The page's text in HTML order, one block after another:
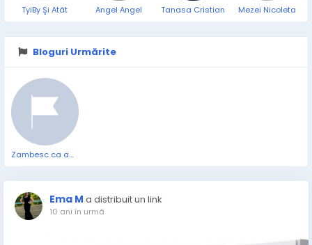
TyiBy Şi Atât Angel Angel Tanasa Cristian Mezei Nicoleta
Bloguri Urmărite
Zambesc ca am de ce
Ema M a distribuit un link
10 ani în urmă